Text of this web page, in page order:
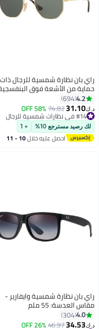
راي بان نظارة شمسية للرجال ذات
حماية من الأشعة فوق
- ذهبي رجال
4.2
694
د.ك‏31.10
74.82
58% OFF
#14 في نظارات شمسية للرجال
#14 في نظارات شمسية للرجال
لك رصيد مسترجع 10% + 1
احصل عليه خلال 10 - 11
راي بان نظارة شمسية وايفارير -
مقاس العدسة: 55 ملم
4.0
304
د.ك‏34.53
46.97
26% OFF